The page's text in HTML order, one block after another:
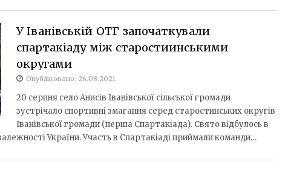
У Іванівській ОТГ започаткували
спартакіаду між старостиинськими
округами
Опубліковано: 26.08.2021
20 серпня село Анисів Іванівської сільської громади
зустрічало спортивні змагання серед старостинських округів
Іванівської громади (перша Спартакіада). Свято відбулось в
України. Участь в Спартакіаді приймали команди…